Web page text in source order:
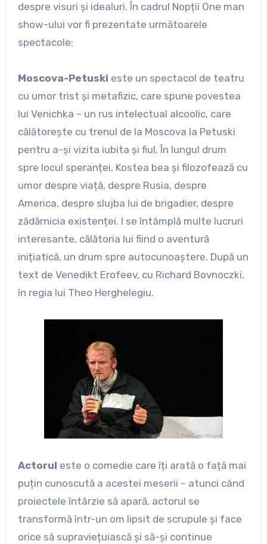
despre visuri și idealuri. În cadrul Nopții One man
show-ului vor fi prezentate următoarele
spectacole:
Moscova-Petuski este un spectacol de teatru
cu umor trist și metafizic, care spune povestea
lui Venichka – un rus intelectual alcoolic, care
călătorește cu trenul de la Moscova la Petuski
pentru a-și vizita iubita și fiul. În lungul drum
spre locul speranței, Kostea bea și filozofează cu
umor despre viață, despre Rusia, despre
America, despre slujba lui de brigadier, despre
zădărnicia existenței. I se întâmplă multe lucruri
interesante, călătoria lui fiind o aventură
inițiatică, un drum spre autocunoaștere. După un
text de Venedikt Erofeev, cu Richard Bovnoczki,
în regia lui Theo Herghelegiu.
Actorul este o comedie care îți arată o față mai
puțin cunoscută a acestei meserii – atunci când
proiectele întârzie să apară, actorul se
transformă într-un om lipsit de scrupule și face
orice să supraviețuiască și să-și continue